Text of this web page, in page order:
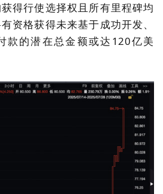
得行使选择权且所有里程碑均
资格获得未来基于成功开发、
款的潜在总金额或达120亿美